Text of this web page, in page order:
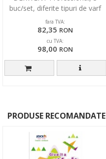
buc/set, diferite tipuri de varf
fara TVA:
82,35 RON
cu TVA:
98,00 RON
PRODUSE RECOMANDATE